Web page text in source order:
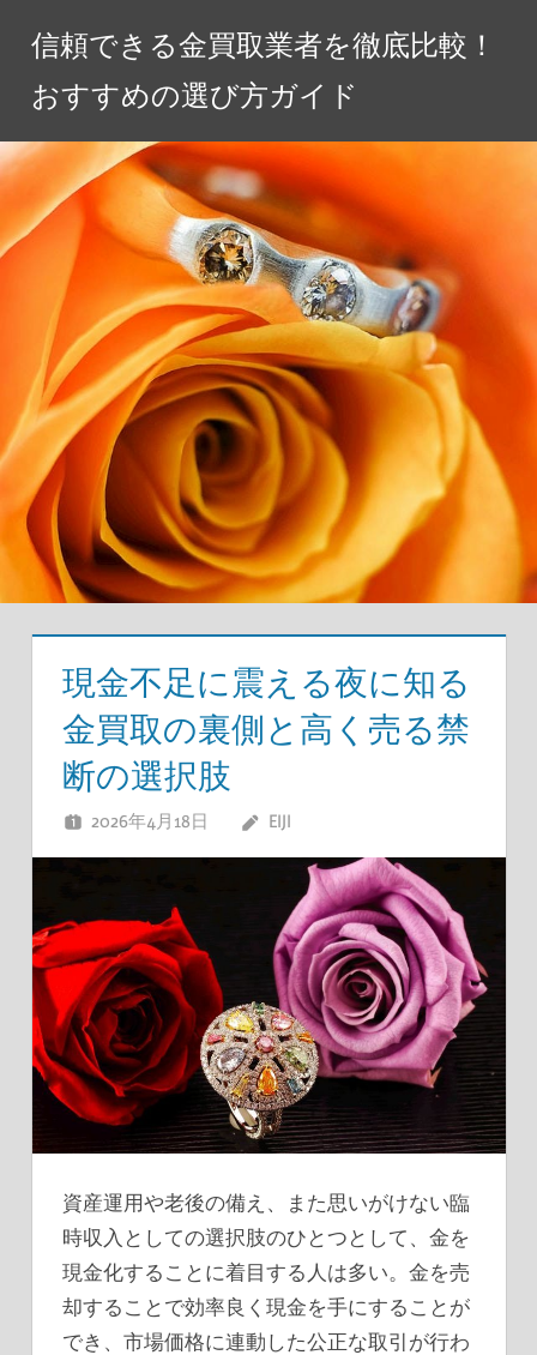
ツ
へ
ス
キ
信頼できる金買取業者を徹底比較！
おすすめの選び方ガイド
現金不足に震える夜に知る
金買取の裏側と高く売る禁
断の選択肢
2026年4月18日 EIJI
資産運用や老後の備え、また思いがけない臨
時収入としての選択肢のひとつとして、金を
現金化することに着目する人は多い。 金を売
却することで効率良く現金を手にすることが
でき、市場価格に連動した公正な取引が行わ